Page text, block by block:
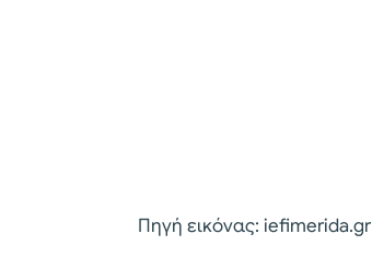
Πηγή εικόνας: iefimerida.gr